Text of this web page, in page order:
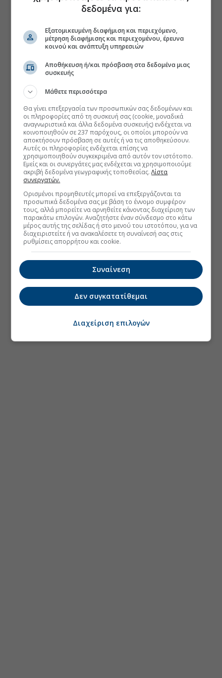
δεδομένα για:
Εξατομικευμένη διαφήμιση και περιεχόμενο,
μέτρηση διαφήμισης και περιεχομένου, έρευνα
κοινού και ανάπτυξη υπηρεσιών
Αποθήκευση ή/και πρόσβαση στα δεδομένα μιας
συσκευής
Μάθετε περισσότερα
Θα γίνει επεξεργασία των προσωπικών σας δεδομένων και
οι πληροφορίες από τη συσκευή σας (cookie, μοναδικά
αναγνωριστικά και άλλα δεδομένα συσκευής) ενδέχεται να
κοινοποιηθούν σε 237 παρόχους, οι οποίοι μπορούν να
αποκτήσουν πρόσβαση σε αυτές ή να τις αποθηκεύσουν.
Αυτές οι πληροφορίες ενδέχεται επίσης να
χρησιμοποιηθούν συγκεκριμένα από αυτόν τον ιστότοπο.
Εμείς και οι συνεργάτες μας ενδέχεται να χρησιμοποιούμε
ακριβή δεδομένα γεωγραφικής τοποθεσίας.Λίστα
συνεργατών.
Ορισμένοι προμηθευτές μπορεί να επεξεργάζονται τα
προσωπικά δεδομένα σας με βάση το έννομο συμφέρον
τους, αλλά μπορείτε να αρνηθείτε κάνοντας διαχείριση των
παρακάτω επιλογών. Αναζητήστε έναν σύνδεσμο στο κάτω
μέρος αυτής της σελίδας ή στο μενού του ιστοτόπου, για να
διαχειριστείτε ή να ανακαλέσετε τη συναίνεσή σας στις
ρυθμίσεις απορρήτου και cookie.
Συναίνεση
Δεν συγκατατίθεμαι
Διαχείριση επιλογών